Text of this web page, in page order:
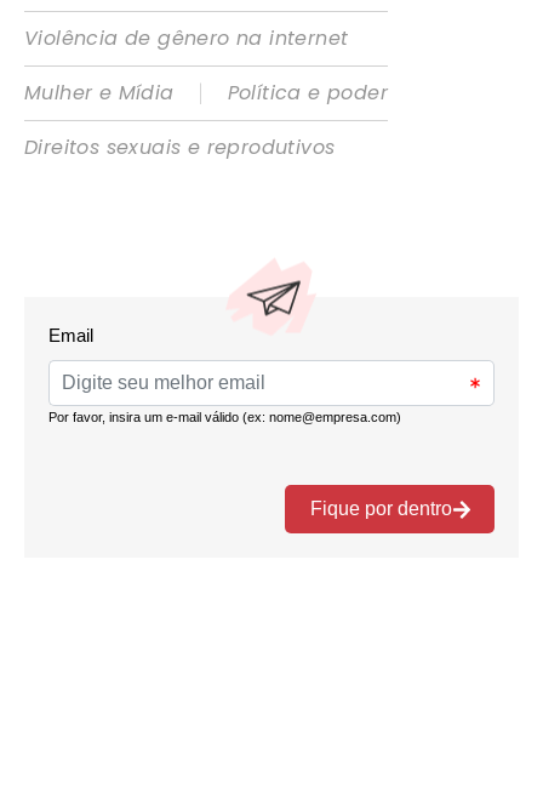
Violência de gênero na internet
Mulher e Mídia
|
Política e poder
Direitos sexuais e reprodutivos